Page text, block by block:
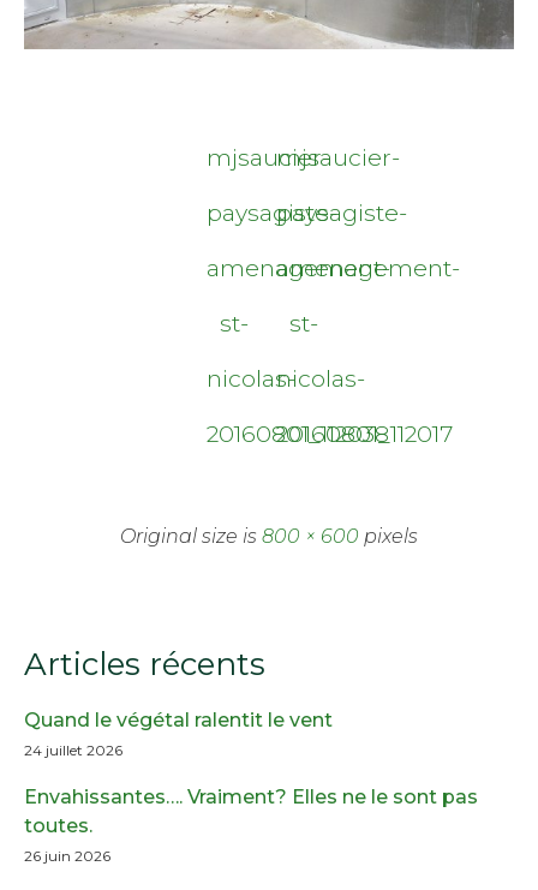
mjsaucier-
paysagiste-
amenagement-
st-
nicolas-
20160801_112038
mjsaucier-
paysagiste-
amenagement-
st-
nicolas-
20160801_112017
Original size is 800 × 600 pixels
Articles récents
Quand le végétal ralentit le vent
24 juillet 2026
Envahissantes…. Vraiment? Elles ne le sont pas
toutes.
26 juin 2026